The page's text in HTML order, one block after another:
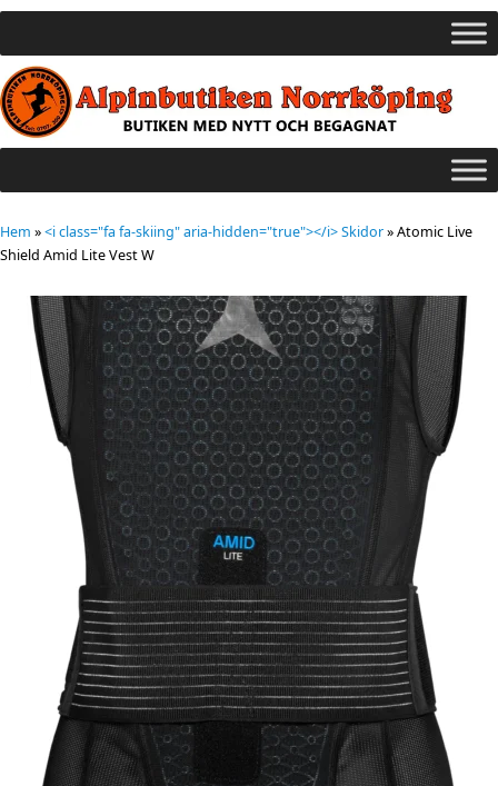
Hem »<i class="fa fa-skiing" aria-hidden="true"></i> Skidor»Atomic Live
Shield Amid Lite Vest W